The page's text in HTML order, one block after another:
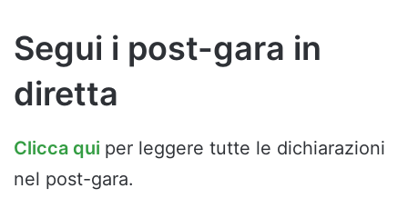
Segui i post-gara in
diretta
Clicca qui per leggere tutte le dichiarazioni
nel post-gara.